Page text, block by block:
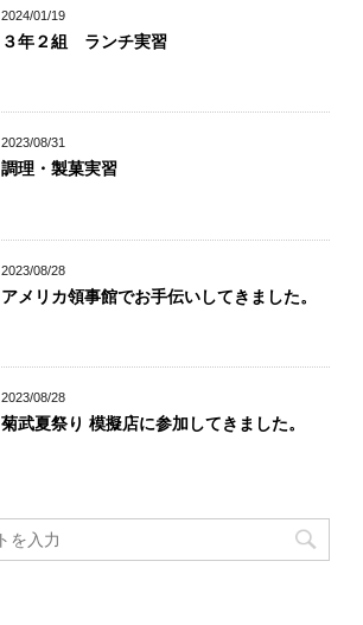
2024/01/19
３年２組 ランチ実習
2023/08/31
調理・製菓実習
2023/08/28
アメリカ領事館でお手伝いしてきました。
2023/08/28
菊武夏祭り 模擬店に参加してきました。